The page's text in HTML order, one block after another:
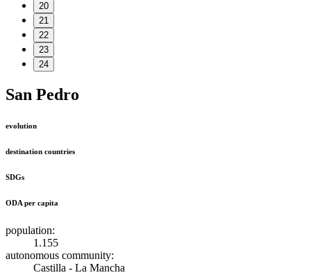
20
21
22
23
24
San Pedro
evolution
destination countries
SDGs
ODA per capita
population:
1.155
autonomous community:
Castilla - La Mancha